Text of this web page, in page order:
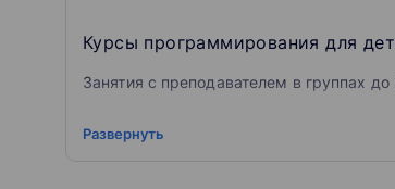
Курсы программирования для
Занятия с преподавателем в группах до
В школе Алгоритмики или онлайн.
Развернуть